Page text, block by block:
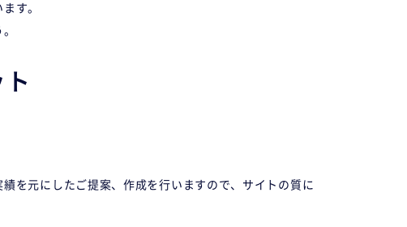
す。
を元にしたご提案、作成を行いますので、サイトの質に